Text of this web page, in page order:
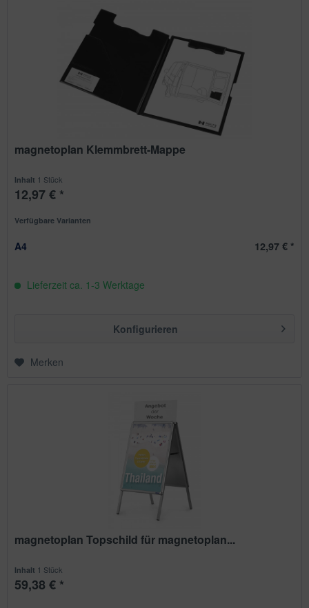
magnetoplan Klemmbrett-Mappe
Inhalt 1 Stück
12,97 € *
Verfügbare Varianten
A4 12,97 € *
Lieferzeit ca. 1-3 Werktage
Konfigurieren
Merken
magnetoplan Topschild für magnetoplan...
Inhalt 1 Stück
59,38 € *